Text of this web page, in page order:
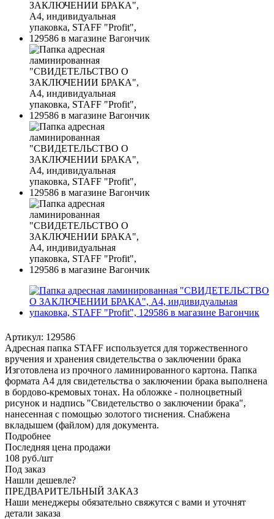
Артикул: 129586
Адресная папка STAFF используется для торжественного
вручения и хранения свидетельства о заключении брака
Изготовлена из прочного ламинированного картона. Папка
формата А4 для свидетельства о заключении брака выполнена
в бордово-кремовых тонах. На обложке - полноцветный
рисунок и надпись "Свидетельство о заключении брака",
нанесенная с помощью золотого тиснения. Снабжена
вкладышем (файлом) для документа.
Подробнее
Последняя цена продажи
108 руб./шт
Под заказ
Нашли дешевле?
ПРЕДВАРИТЕЛЬНЫЙ ЗАКАЗ
Наши менеджеры обязательно свяжутся с вами и уточнят
детали заказа